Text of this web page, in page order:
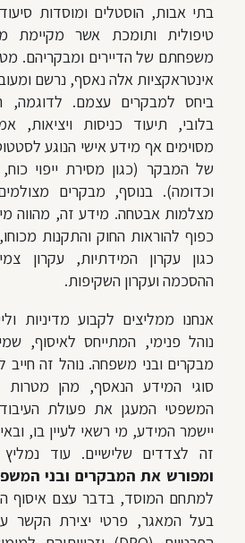
בתי אבות, הוסטלים ומוסדות
טיפולית ותומכת אשר מקיימת
משפחתם של הדיירים ומבקריהם.
אינטראקציות אלה נאסף, נרשם
ביחס למבקרים עצמם. לדוגמה,
בלובי, תיעוד כניסות ויציאות,
מסוימים אף מידע אישי הנוגע
של המבקר (כגון מסירת ייפוי
וכדומה). בנוסף, מבקרים
מצלמות אבטחה. מידע זה, מהווה
כפוף להוראות החוק והתקנות
כגון עקרון המידתיות, עקרון
ההסכמה ועקרון השקיפות.
אנחנו ממליצים לקבוע מדיניות
נוהל פנימי, המתייחס לאיסוף,
מבקרים ובני משפחה. נוהל זה חייב
סוגי המידע הנאסף, מהן מטרות
המשפטי המעגן את פעולת
יישמר המידע, מי רשאי לעיין בו,
זה לצדדים שלישיים. עוד נמליץ
ומפורש את המבקרים ובני
למתחם המוסד, בדבר עצם איסוף
בעל המאגר, פרטי יצירת הקשר